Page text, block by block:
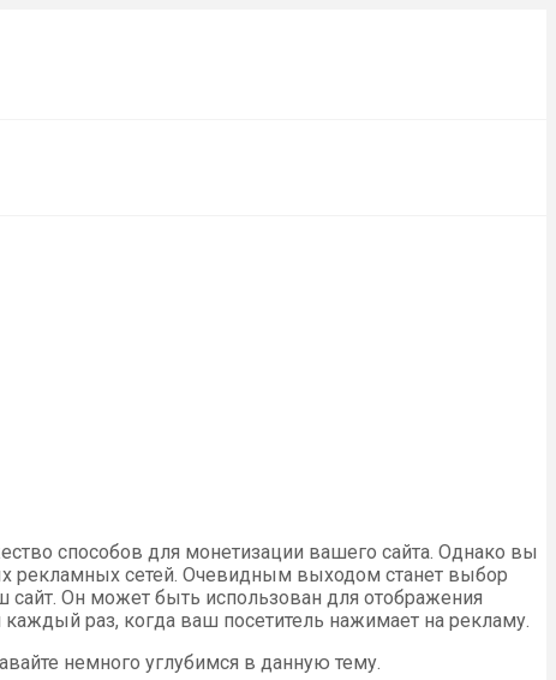
способов для монетизации вашего сайта. Однако вы
рекламных сетей. Очевидным выходом станет выбор
Он может быть использован для отображения
раз, когда ваш посетитель нажимает на рекламу.
немного углубимся в данную тему.